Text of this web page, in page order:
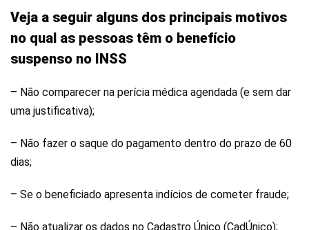
Veja a seguir alguns dos principais motivos
no qual as pessoas têm o benefício
suspenso no INSS
– Não comparecer na perícia médica agendada (e sem dar
uma justificativa);
– Não fazer o saque do pagamento dentro do prazo de 60
dias;
– Se o beneficiado apresenta indícios de cometer fraude;
– Não atualizar os dados no Cadastro Único (CadÚnico);